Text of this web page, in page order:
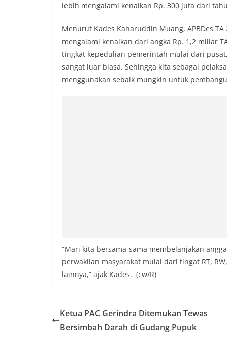
lebih mengalami kenaikan Rp. 300 juta dari
Menurut Kades Kaharuddin Muang, APBDes TA
mengalami kenaikan dari angka Rp. 1,2 miliar
tingkat kepedulian pemerintah mulai dari
sangat luar biasa. Sehingga kita sebagai
menggunakan sebaik mungkin untuk
“Mari kita bersama-sama membelanjakan
perwakilan masyarakat mulai dari tingat RT,
lainnya,” ajak Kades. (cw/R)
Ketua PAC Gerindra Ditemukan Tewas
Bersimbah Darah di Gudang Pupuk